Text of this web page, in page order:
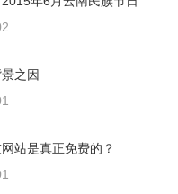
之因
站是真正免费的？